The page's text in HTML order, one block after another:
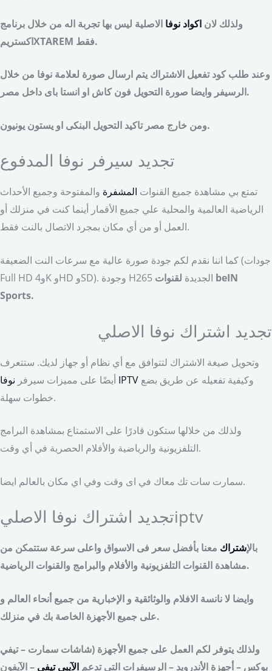
ولذلك لان اكواد نوفا الاصلية ليس بها تجربة اله من خلال برنامج
اكستريمXTAREM فقط.
وعند طلب كود تفعيل الاشتراك يتم ارسال صورة لعلامة نوفا من خلال
الرسيفر وايضا صورة التحويل فون كاش او انستا باى داخل مصر.
ومن خارج مصر تاكيد التحويل البنكى او يستون يونيون.
تجديد سيرفر نوفا المدفوع
تمتع بي مشاهدة جميع القنوات المشفرة والمفتوحة وجميع الأحداث
الرياضية العالمية والمحلية علي جميع الأقمار أينما كنت في منزلك أو
العمل أو من أي مكان بمجرد الاتصال بالنت فقط.
كما اننا نقدم لكم جودة صورة عالية مع سرعات النت الضعيفة (جودات
Full HD و4K وHD وSD). وجودة H265 الجديدة لقنوات beIN
Sports.
تجديد اشتراك نوفا الاصلي
وتحويل صيغة الاشتراك لتتوافق مع أي نظام أو جهاز لديك. ستتعرف
أيضًا على مميزات سيرفر نوفا IPTV
خطوات سهلة.
ولذلك من خلالها ستكون قادرًا على الاستمتاع بمشاهدة البرامج
التلفزيونية والرياضية والأفلام الحصرية في أي وقت.
سمارت سات تك معاك في اى وقت وفي اي مكان بالعالم ايضا.
تجديد اشتراك نوفا الاصليiptv
بالإشتراك معنا بأفضل سعر فى الاسواق واعلى سرعة ستتمكن من
مشاهدة القنوات التلفزيونية والأفلام والبرامج والقنوات الرياضية.
وايضا لا نانسة الافلام والوثائقية و الإخبارية من جميع أنحاء العالم و
على جميع الأجهزة الخاصة بك في منزلك.
ولذلك يتوفر لكم العمل على جميع الأجهزة (شاشات سمارت – تيفي
بوكس – أجهزة الأندرويد – الرسيفرات التي تدعم الآيبي تيفي – الآيفون